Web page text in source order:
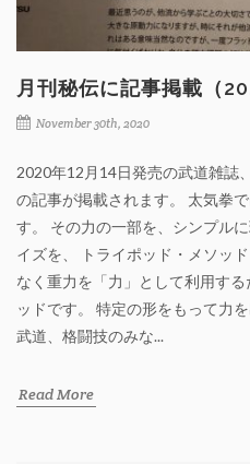
月刊秘伝に記事掲載（
November 30th, 2020
2020年12月14日発売の武道雑誌
の記事が掲載されます。 太気拳
す。 その力の一部を、シンプル
イズを、 トライポッド・メソッ
なく重力を「力」として利用す
ッドです。 特定の形をもって力
武道、格闘技のみな...
Read More